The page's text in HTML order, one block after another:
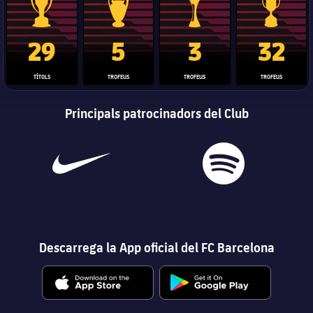
Trofeu de la Liga
29
TÍTOLS
Trofeu de la Lliga de Campions
5
TROFEUS
Trofeu del Mundial de Clubs
3
TROFEUS
Copa del
32
TROFEUS
Principals patrocinadors del Club
Descarrega la App oficial del FC Barcelona